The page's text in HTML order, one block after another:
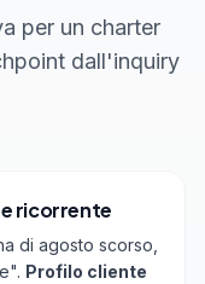
per un charter
dall'inquiry
ricorrente
di agosto scorso,
Profilo cliente